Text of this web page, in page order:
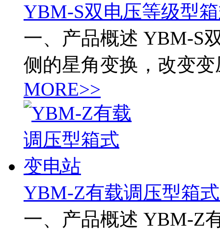
YBM-S双电压等级型
一、产品概述 YBM-S
侧的星角变换，改变
MORE>>
YBM-Z有载调压型箱
一、产品概述 YBM-Z